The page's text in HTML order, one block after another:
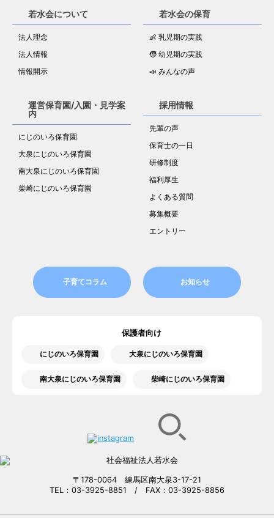
若水会について
法人理念
法人情報
情報開示
若水会の保育
👶 乳児期の実践
🧒 幼児期の実践
📣 みんなの声
運営保育園/入園・見学案
内
にじのいろ保育園
大泉にじのいろ保育園
南大泉にじのいろ保育園
柴崎にじのいろ保育園
採用情報
先輩の声
保育士の一日
研修制度
福利厚生
よくある質問
募集概要
エントリー
子育てコラム お知らせ
保護者向け
にじのいろ保育園 大泉にじのいろ保育園
南大泉にじのいろ保育園 柴崎にじのいろ保育園
〒178-0064 練馬区南大泉3-17-21
TEL：03-3925-8851 / FAX：03-3925-8856